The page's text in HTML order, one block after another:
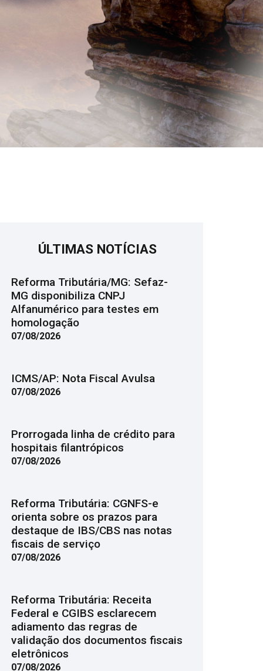
ÚLTIMAS NOTÍCIAS
Reforma Tributária/MG: Sefaz-
MG disponibiliza CNPJ
Alfanumérico para testes em
homologação
07/08/2026
ICMS/AP: Nota Fiscal Avulsa
07/08/2026
Prorrogada linha de crédito para
hospitais filantrópicos
07/08/2026
Reforma Tributária: CGNFS-e
orienta sobre os prazos para
destaque de IBS/CBS nas notas
fiscais de serviço
07/08/2026
Reforma Tributária: Receita
Federal e CGIBS esclarecem
adiamento das regras de
validação dos documentos fiscais
eletrônicos
07/08/2026